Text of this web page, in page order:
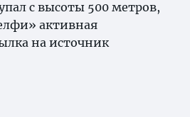
с высоты 500 метров,
активная
на источник